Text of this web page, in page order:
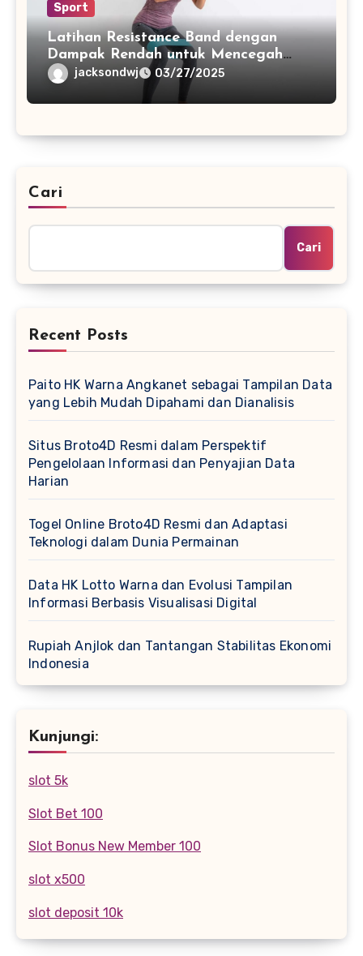
Sport
Latihan Resistance Band dengan
Dampak Rendah untuk Mencegah
Cederajacksondwj 03/27/2025
Cari
Cari
Recent Posts
Paito HK Warna Angkanet sebagai Tampilan Data
yang Lebih Mudah Dipahami dan Dianalisis
Situs Broto4D Resmi dalam Perspektif
Pengelolaan Informasi dan Penyajian Data
Harian
Togel Online Broto4D Resmi dan Adaptasi
Teknologi dalam Dunia Permainan
Data HK Lotto Warna dan Evolusi Tampilan
Informasi Berbasis Visualisasi Digital
Rupiah Anjlok dan Tantangan Stabilitas Ekonomi
Indonesia
Kunjungi:
slot 5k
Slot Bet 100
Slot Bonus New Member 100
slot x500
slot deposit 10k